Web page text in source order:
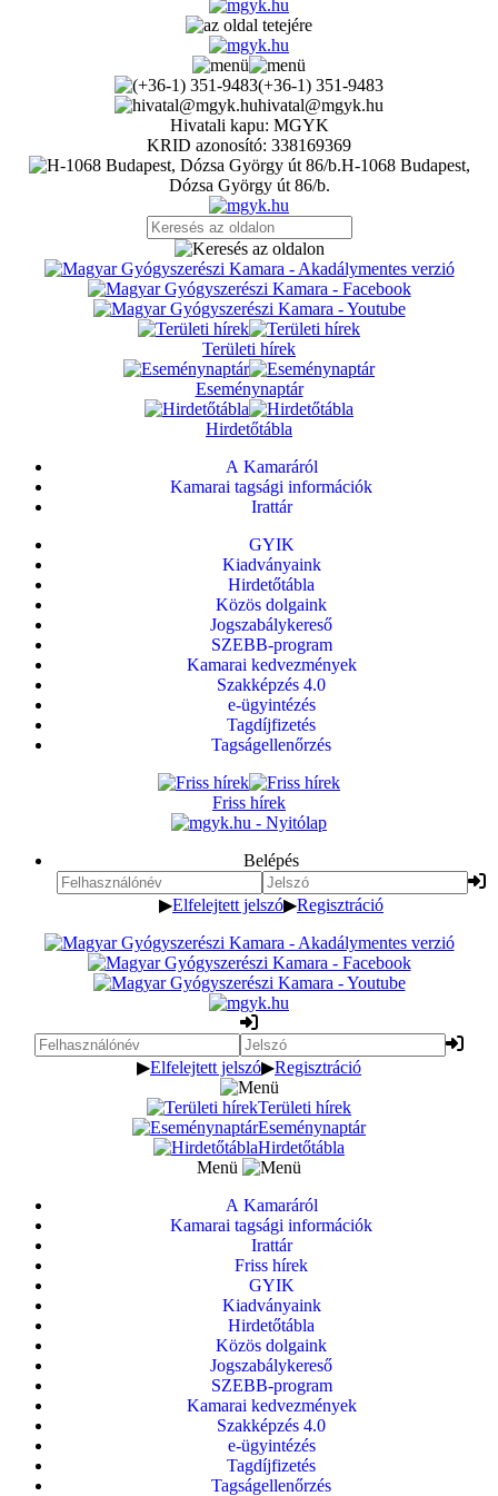
(+36-1) 351-9483
hivatal@mgyk.hu
Hivatali kapu: MGYK
KRID azonosító: 338169369
H-1068 Budapest,
Dózsa György út 86/b.
Területi hírek
Eseménynaptár
Hirdetőtábla
A Kamaráról
Kamarai tagsági információk
Irattár
GYIK
Kiadványaink
Hirdetőtábla
Közös dolgaink
Jogszabálykereső
SZEBB-program
Kamarai kedvezmények
Szakképzés 4.0
e-ügyintézés
Tagdíjfizetés
Tagságellenőrzés
Friss hírek
Belépés
▶Elfelejtett jelszó▶Regisztráció
▶Elfelejtett jelszó▶Regisztráció
Területi hírek
Eseménynaptár
Hirdetőtábla
Menü
A Kamaráról
Kamarai tagsági információk
Irattár
Friss hírek
GYIK
Kiadványaink
Hirdetőtábla
Közös dolgaink
Jogszabálykereső
SZEBB-program
Kamarai kedvezmények
Szakképzés 4.0
e-ügyintézés
Tagdíjfizetés
Tagságellenőrzés